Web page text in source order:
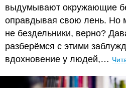
выдумывают окружающие
оправдывая свою лень. Но
не бездельники, верно?
разберёмся с этими
вдохновение у людей,…